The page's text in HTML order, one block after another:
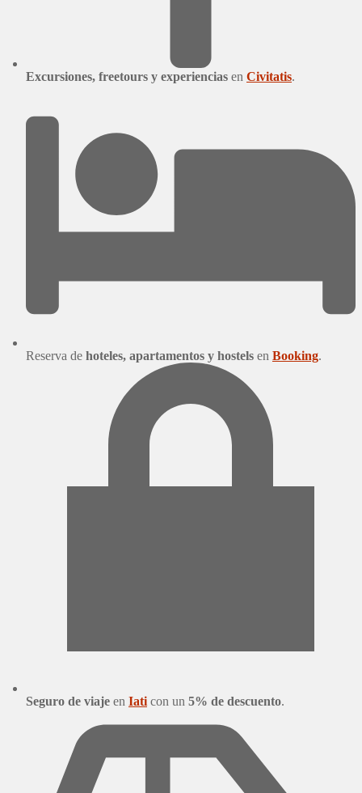
Excursiones, freetours y experiencias en Civitatis.
Reserva de hoteles, apartamentos y hostels en Booking.
Seguro de viaje en Iati con un 5% de descuento.